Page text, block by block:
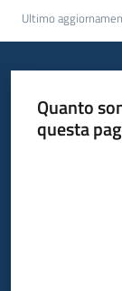
Centri
per
Ultimo
Quanto
questa